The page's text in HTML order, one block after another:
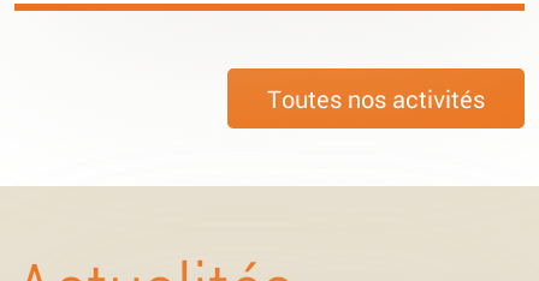
Toutes nos activités